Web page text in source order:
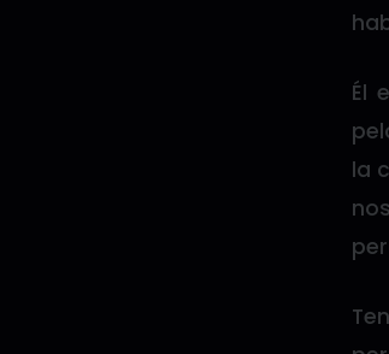
Él
la